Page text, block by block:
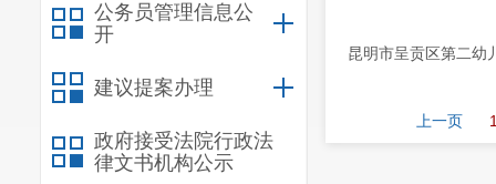
公务员管理信息公
开
建议提案办理
政府接受法院行政法
律文书机构公示
昆明市呈贡区第二幼
上一页